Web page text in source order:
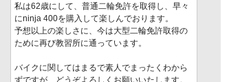
私は62歳にして、普通二輪免許を取得し、早々
にninja 400を購入して楽しんでおります。
予想以上の楽しさに、今は大型二輪免許取得の
ために再び教習所に通っています。
バイクに関してはまるで素人でまったくわから
ずですが、どうぞよろしくお願いいたします。